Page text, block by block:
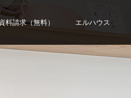
料請求（無料） エルハウス